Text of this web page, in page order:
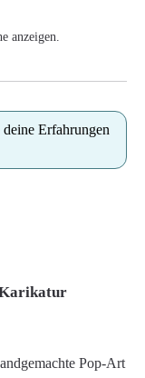
anzeigen.
Erfahrungen
Karikatur